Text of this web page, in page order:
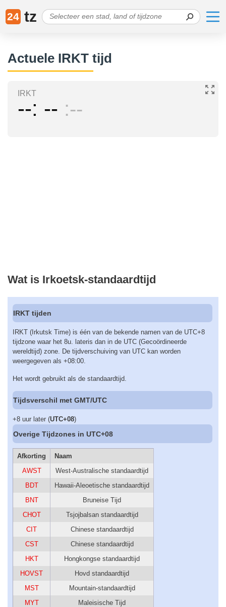
24 tz
Actuele IRKT tijd
IRKT
-- -- --
Wat is Irkoetsk-standaardtijd
IRKT tijden
IRKT (Irkutsk Time) is één van de bekende namen van de UTC+8
tijdzone waar het 8u. lateris dan in de UTC (Gecoördineerde
wereldtijd) zone. De tijdverschuiving van UTC kan worden
weergegeven als +08:00.
Het wordt gebruikt als de standaardtijd.
Tijdsverschil met GMT/UTC
+8 uur later (UTC+08)
Overige Tijdzones in UTC+08
Afkorting
Naam
AWST
West-Australische standaardtijd
BDT
Hawaii-Aleoetische standaardtijd
BNT
Bruneise Tijd
CHOT
Tsjojbalsan standaardtijd
CIT
Chinese standaardtijd
CST
Chinese standaardtijd
HKT
Hongkongse standaardtijd
HOVST
Hovd standaardtijd
MST
Mountain-standaardtijd
MYT
Maleisische Tijd